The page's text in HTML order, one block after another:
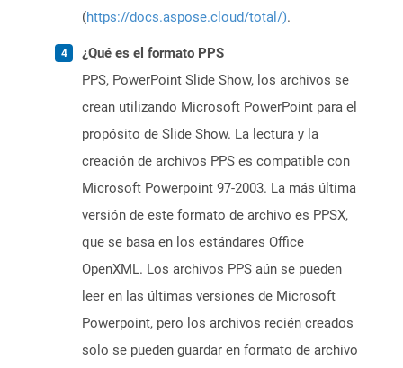
(https://docs.aspose.cloud/total/).
¿Qué es el formato PPS
PPS, PowerPoint Slide Show, los archivos se
crean utilizando Microsoft PowerPoint para el
propósito de Slide Show. La lectura y la
creación de archivos PPS es compatible con
Microsoft Powerpoint 97-2003. La más última
versión de este formato de archivo es PPSX,
que se basa en los estándares Office
OpenXML. Los archivos PPS aún se pueden
leer en las últimas versiones de Microsoft
Powerpoint, pero los archivos recién creados
solo se pueden guardar en formato de archivo